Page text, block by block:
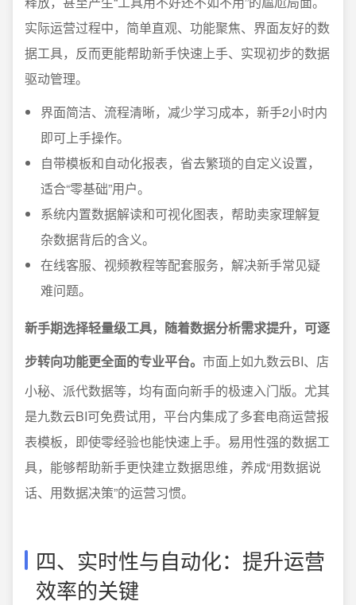
实际运营过程中，简单直观、功能聚焦、界面友好的数
据工具，反而更能帮助新手快速上手、实现初步的数据
驱动管理。
界面简洁、流程清晰，减少学习成本，新手2小时内
即可上手操作。
自带模板和自动化报表，省去繁琐的自定义设置，
适合“零基础”用户。
系统内置数据解读和可视化图表，帮助卖家理解复
杂数据背后的含义。
在线客服、视频教程等配套服务，解决新手常见疑
难问题。
新手期选择轻量级工具，随着数据分析需求提升，可逐
步转向功能更全面的专业平台。 市面上如九数云BI、店
小秘、派代数据等，均有面向新手的极速入门版。尤其
是九数云BI可免费试用，平台内集成了多套电商运营报
表模板，即使零经验也能快速上手。易用性强的数据工
具，能够帮助新手更快建立数据思维，养成“用数据说
话、用数据决策”的运营习惯。
四、实时性与自动化：提升运营
效率的关键